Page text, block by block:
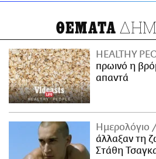
ΘΕΜΑΤΑ
HEALTHY
πρωινό η
απαντά
Ημερολόγιο
άλλαξαν τη
Στάθη